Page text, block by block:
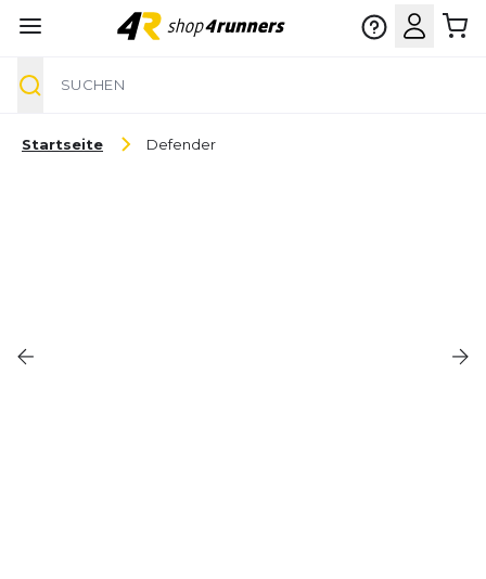
Startseite Defender